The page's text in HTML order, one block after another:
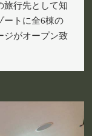
旅行先として知
ートに全6棟の
ジがオープン致